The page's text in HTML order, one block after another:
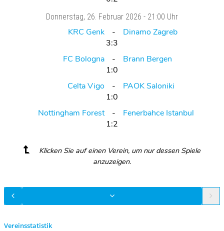
Donnerstag, 26. Februar 2026 - 21:00 Uhr
KRC Genk
Dinamo Zagreb
3:3
FC Bologna
Brann Bergen
1:0
Celta Vigo
PAOK Saloniki
1:0
Nottingham Forest
Fenerbahce Istanbul
1:2
Klicken Sie auf einen Verein, um nur dessen Spiele
anzuzeigen.
Vereinsstatistik